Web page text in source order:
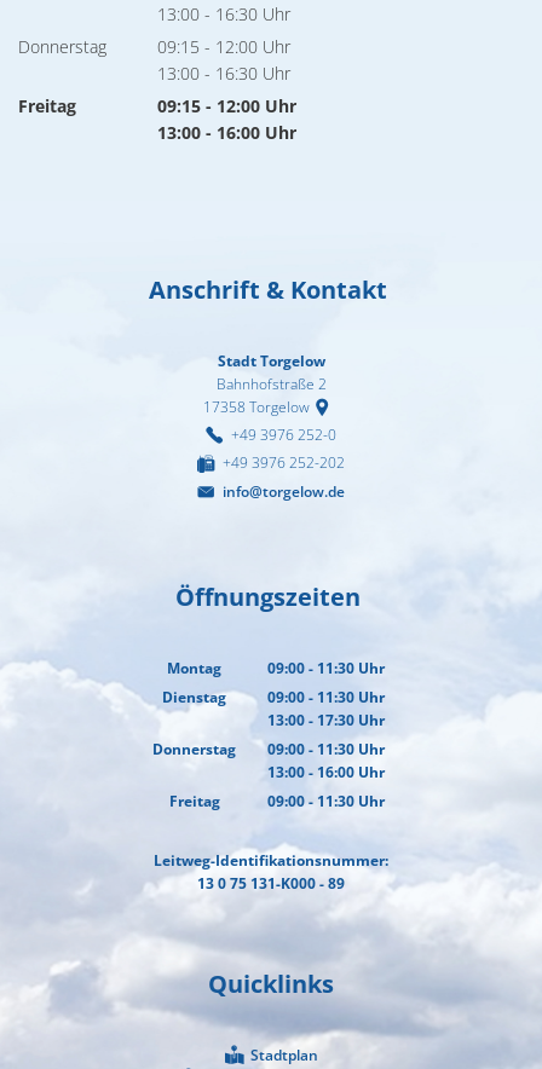
Von 09:15 bis 12:00 Uhr
13:00 - 16:30 Uhr
Von 13:00 bis 16:30 Uhr
Donnerstag 09:15 - 12:00 Uhr
Von 09:15 bis 12:00 Uhr
13:00 - 16:30 Uhr
Von 13:00 bis 16:30 Uhr
Freitag 09:15 - 12:00 Uhr
Von 09:15 bis 12:00 Uhr
13:00 - 16:00 Uhr
Anschrift & Kontakt
Stadt Torgelow
Bahnhofstraße 2
17358 Torgelow
+49 3976 252-0
+49 3976 252-202
info@torgelow.de
Öffnungszeiten
Montag 09:00- 11:30Uhr
Von 09:00 bis 11:30 Uhr
Dienstag 09:00- 11:30Uhr
Von 09:00 bis 11:30 Uhr
13:00- 17:30Uhr
Von 13:00 bis 17:30 Uhr
Donnerstag 09:00- 11:30Uhr
Von 09:00 bis 11:30 Uhr
13:00- 16:00Uhr
Von 13:00 bis 16:00 Uhr
Freitag 09:00- 11:30Uhr
Leitweg-Identifikationsnummer:
13 0 75 131-K000 - 89
Quicklinks
Stadtplan